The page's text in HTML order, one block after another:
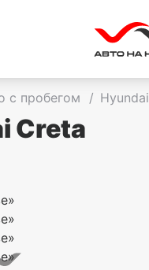
с пробегом / Hyundai
Creta